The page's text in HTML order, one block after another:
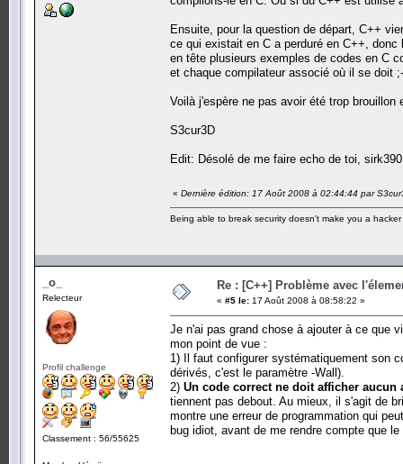
Ensuite, pour la question de départ, C++
ce qui existait en C a perduré en C++,
en tête plusieurs exemples de codes en C
et chaque compilateur associé où il se doit
Voilà j'espère ne pas avoir été trop
S3cur3D
Edit: Désolé de me faire echo de toi,
« Dernière édition: 17 Août 2008 à 02:44:44 par
Being able to break security doesn't make you a
_o_
Relecteur
Profil challenge
Classement : 56/55625
Re : [C++] Problème avec
« #5 le: 17 Août 2008 à 08:58:22 »
Je n'ai pas grand chose à ajouter à ce que
mon point de vue :
1) Il faut configurer systématiquement son
dérivés, c'est le paramètre -Wall).
2) Un code correct ne doit afficher
tiennent pas debout. Au mieux, il s'agit de
montre une erreur de programmation qui
bug idiot, avant de me rendre compte que